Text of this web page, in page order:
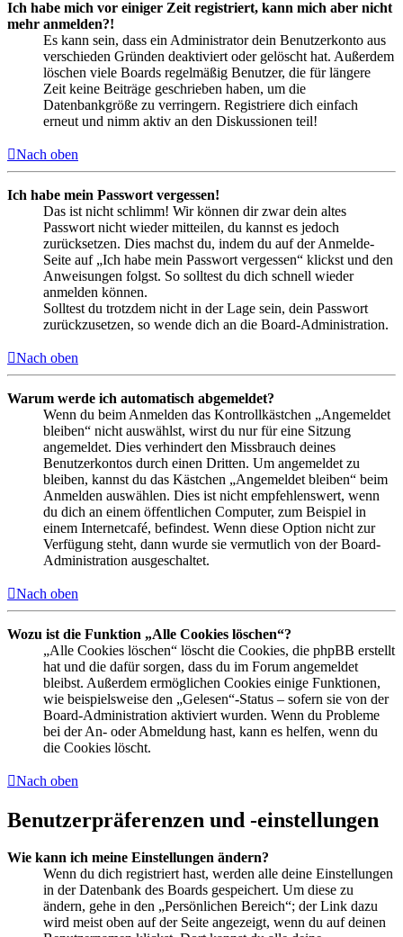
Ich habe mich vor einiger Zeit registriert, kann mich aber nicht
mehr anmelden?!
Es kann sein, dass ein Administrator dein Benutzerkonto aus
verschieden Gründen deaktiviert oder gelöscht hat. Außerdem
löschen viele Boards regelmäßig Benutzer, die für längere
Zeit keine Beiträge geschrieben haben, um die
Datenbankgröße zu verringern. Registriere dich einfach
erneut und nimm aktiv an den Diskussionen teil!
Nach oben
Ich habe mein Passwort vergessen!
Das ist nicht schlimm! Wir können dir zwar dein altes
Passwort nicht wieder mitteilen, du kannst es jedoch
zurücksetzen. Dies machst du, indem du auf der Anmelde-
Seite auf „Ich habe mein Passwort vergessen“ klickst und den
Anweisungen folgst. So solltest du dich schnell wieder
anmelden können.
Solltest du trotzdem nicht in der Lage sein, dein Passwort
zurückzusetzen, so wende dich an die Board-Administration.
Nach oben
Warum werde ich automatisch abgemeldet?
Wenn du beim Anmelden das Kontrollkästchen „Angemeldet
bleiben“ nicht auswählst, wirst du nur für eine Sitzung
angemeldet. Dies verhindert den Missbrauch deines
Benutzerkontos durch einen Dritten. Um angemeldet zu
bleiben, kannst du das Kästchen „Angemeldet bleiben“ beim
Anmelden auswählen. Dies ist nicht empfehlenswert, wenn
du dich an einem öffentlichen Computer, zum Beispiel in
einem Internetcafé, befindest. Wenn diese Option nicht zur
Verfügung steht, dann wurde sie vermutlich von der Board-
Administration ausgeschaltet.
Nach oben
Wozu ist die Funktion „Alle Cookies löschen“?
„Alle Cookies löschen“ löscht die Cookies, die phpBB erstellt
hat und die dafür sorgen, dass du im Forum angemeldet
bleibst. Außerdem ermöglichen Cookies einige Funktionen,
wie beispielsweise den „Gelesen“-Status – sofern sie von der
Board-Administration aktiviert wurden. Wenn du Probleme
bei der An- oder Abmeldung hast, kann es helfen, wenn du
die Cookies löscht.
Nach oben
Benutzerpräferenzen und -einstellungen
Wie kann ich meine Einstellungen ändern?
Wenn du dich registriert hast, werden alle deine Einstellungen
in der Datenbank des Boards gespeichert. Um diese zu
ändern, gehe in den „Persönlichen Bereich“; der Link dazu
wird meist oben auf der Seite angezeigt, wenn du auf deinen